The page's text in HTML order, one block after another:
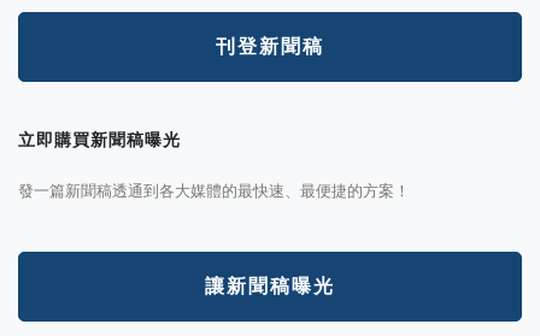
刊登新聞稿
立即購買新聞稿曝光
發一篇新聞稿透通到各大媒體的最快速、最便捷的方案！
讓新聞稿曝光